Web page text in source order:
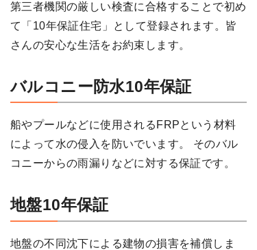
第三者機関の厳しい検査に合格することで初め
て「10年保証住宅」として登録されます。皆
さんの安心な生活をお約束します。
バルコニー防水10年保証
船やプールなどに使用されるFRPという材料
によって水の侵入を防いでいます。 そのバル
コニーからの雨漏りなどに対する保証です。
地盤10年保証
地盤の不同沈下による建物の損害を補償しま